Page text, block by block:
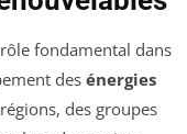
fondamental dans
des énergies
des groupes